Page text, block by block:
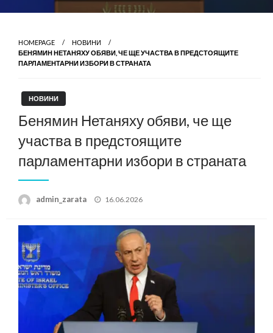
HOMEPAGE
НОВИНИ
БЕНЯМИН НЕТАНЯХУ ОБЯВИ, ЧЕ ЩЕ УЧАСТВА В ПРЕДСТОЯЩИТЕ
ПАРЛАМЕНТАРНИ ИЗБОРИ В СТРАНАТА
НОВИНИ
Бенямин Нетаняху обяви, че ще
участва в предстоящите
парламентарни избори в страната
admin_zarata
Posted
16.06.2026